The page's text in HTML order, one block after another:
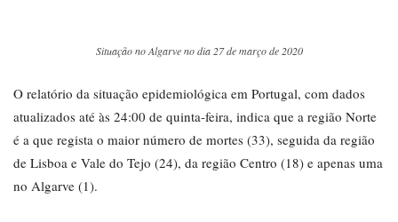
Situação no Algarve no dia 27 de março de 2020
O relatório da situação epidemiológica em Portugal, com dados
atualizados até às 24:00 de quinta-feira, indica que a região Norte
é a que regista o maior número de mortes (33), seguida da região
de Lisboa e Vale do Tejo (24), da região Centro (18) e apenas uma
no Algarve (1).